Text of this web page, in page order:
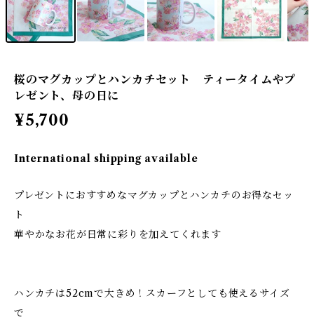
桜のマグカップとハンカチセット ティータイムやプ
レゼント、母の日に
¥5,700
International shipping available
プレゼントにおすすめなマグカップとハンカチのお得なセッ
ト
華やかなお花が日常に彩りを加えてくれます
ハンカチは52cmで大きめ！スカーフとしても使えるサイズ
で